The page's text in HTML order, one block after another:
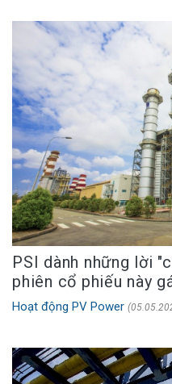
PSI dành những lời
phiên cổ phiếu này
Hoạt động PV Power